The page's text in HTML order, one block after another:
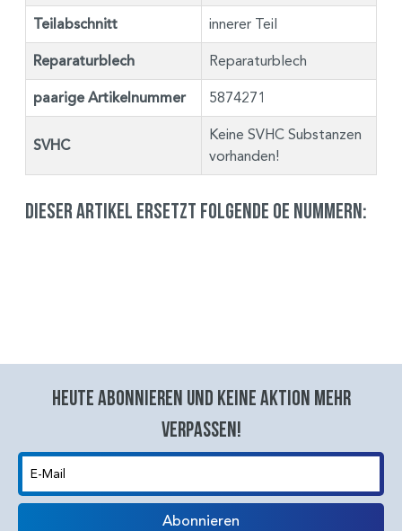
Teilabschnitt innerer Teil
Reparaturblech Reparaturblech
paarige Artikelnummer 5874271
SVHC
Keine SVHC Substanzen
vorhanden!
Dieser Artikel ersetzt folgende OE Nummern:
Heute abonnieren und keine aktion mehr
verpassen!
E-Mail
Abonnieren